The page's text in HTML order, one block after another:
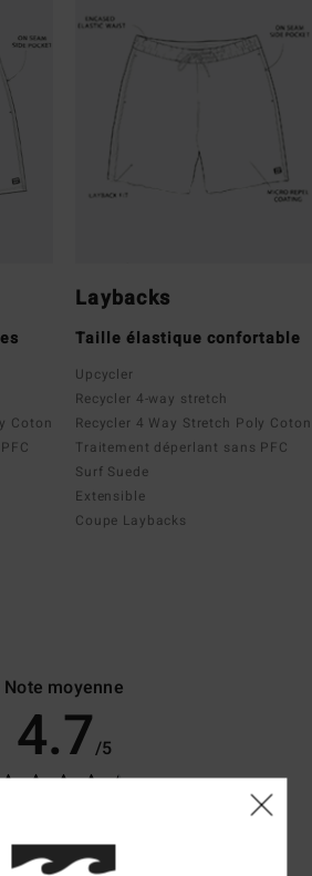
Coton
Laybacks
Taille élastique confortable
Upcycler
Recycler 4-way stretch
Recycler 4 Way Stretch Poly Coton
Traitement déperlant sans PFC
Surf Suede
Extensible
Coupe Laybacks
Note moyenne
4.7/5